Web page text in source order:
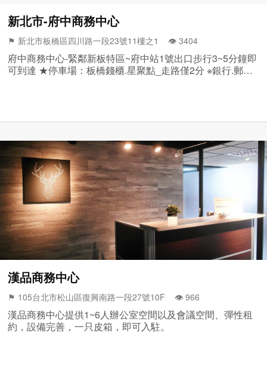
新北市-府中商務中心
⚑ 新北市板橋區四川路一段23號11樓之1 👁️‍ 3404
府中商務中心-緊鄰新板特區~府中站1號出口步行3~5分鐘即
可到達 ★停車場：板橋錢櫃.星聚點_走路僅2分 ※銀行.郵局.
漢品商務中心
⚑ 105台北市松山區復興南路一段27號10F 👁️‍ 966
漢品商務中心提供1~6人辦公室空間以及會議空間、彈性租
約，設備完善，一只皮箱，即可入駐。